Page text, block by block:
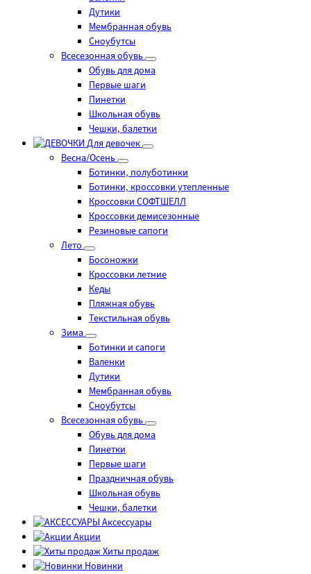
Дутики
Мембранная обувь
Сноубутсы
Всесезонная обувь
Обувь для дома
Первые шаги
Пинетки
Школьная обувь
Чешки, балетки
Для девочек
Весна/Осень
Ботинки, полуботинки
Ботинки, кроссовки утепленные
Кроссовки СОФТШЕЛЛ
Кроссовки демисезонные
Резиновые сапоги
Лето
Босоножки
Кроссовки летние
Кеды
Пляжная обувь
Текстильная обувь
Зима
Ботинки и сапоги
Валенки
Дутики
Мембранная обувь
Сноубутсы
Всесезонная обувь
Обувь для дома
Пинетки
Первые шаги
Праздничная обувь
Школьная обувь
Чешки, балетки
Аксессуары
Акции
Хиты продаж
Новинки